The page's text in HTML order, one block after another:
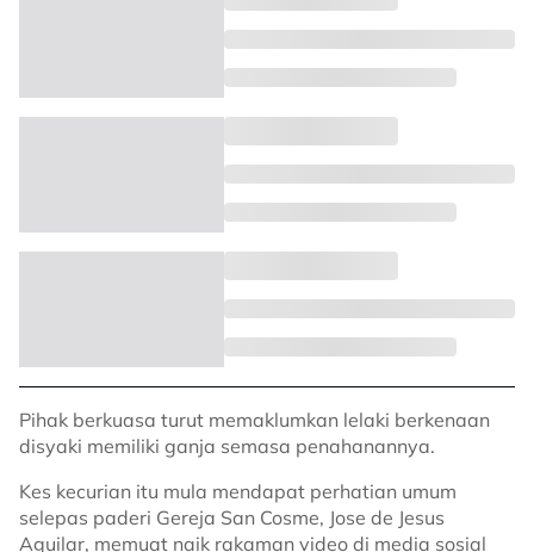
Pihak berkuasa turut memaklumkan lelaki berkenaan
disyaki memiliki ganja semasa penahanannya.
Kes kecurian itu mula mendapat perhatian umum
selepas paderi Gereja San Cosme, Jose de Jesus
Aguilar, memuat naik rakaman video di media sosial